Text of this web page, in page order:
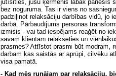
jutīsities, jūsu ķermenis labāk panesīs
bez noguruma. Tas ir viens no
padziļinot relaksāciju darbības vidū, jo
darbā. Pārbaudījums personas
izmisis - vai tad iespējams reaģēt no
savam klientam relaksēties un
prasmes? Attīstot prasmi būt modram,
darbam kas saistās ar aprūpi, cilvēku
visa pamatā.
- Kad mēs runājam par relaksāciju,